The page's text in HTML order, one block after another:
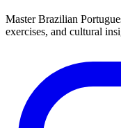
Master Brazilian
exercises, and cultural